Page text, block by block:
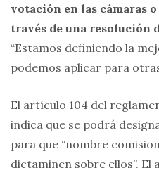
votación en las cámaras
través de una resolución
“Estamos definiendo la
podemos aplicar para
El artículo 104 del
indica que se podrá
para que “nombre
dictaminen sobre ellos”.